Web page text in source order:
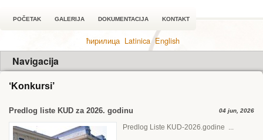
POČETAK GALERIJA DOKUMENTACIJA KONTAKT
ћирилица Latinica English
Navigacija
‘Konkursi’
Predlog liste KUD za 2026. godinu 04 jun, 2026
Predlog Liste KUD-2026.godine ...